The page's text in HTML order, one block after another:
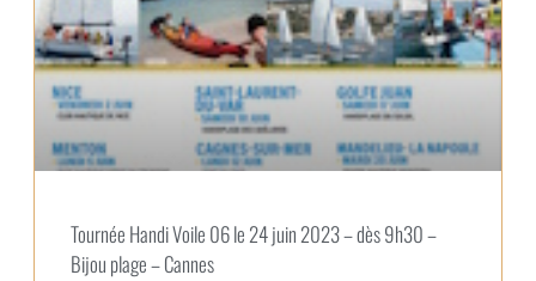
Tournée Handi Voile 06 le 24 juin 2023 – dès 9h30 –
Bijou plage – Cannes